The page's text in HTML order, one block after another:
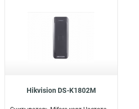
Hikvision DS-K1802M